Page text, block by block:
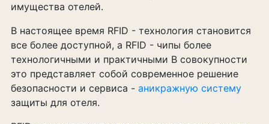
имущества отелей.
В настоящее время RFID - технология становится
все более доступной, а RFID - чипы более
технологичными и практичными В совокупности
это представляет собой современное решение
безопасности и сервиса - аникражную систему
защиты для отеля.